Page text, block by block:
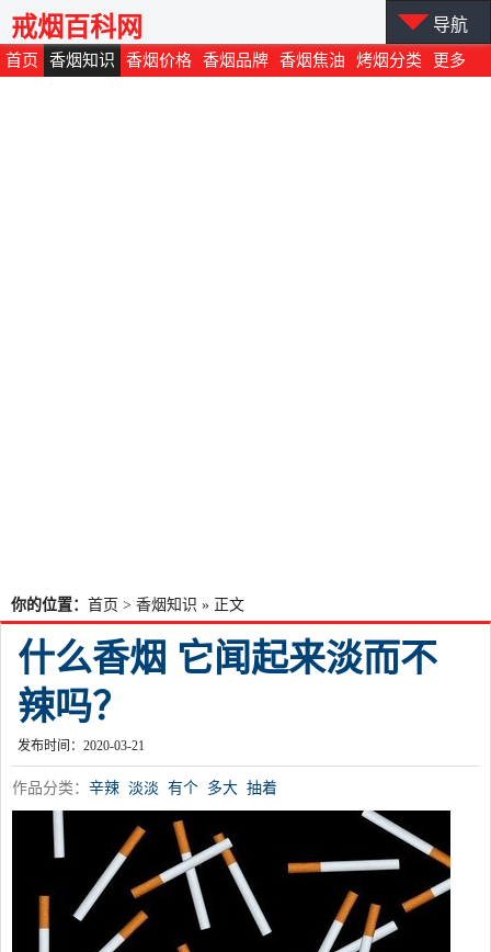
首页 香烟知识 香烟价格 香烟品牌 香烟焦油 烤烟分类 更多
戒烟百科网 导航
你的位置： 首页 > 香烟知识 » 正文
什么香烟 它闻起来淡而不
辣吗？
发布时间：2020-03-21
作品分类： 辛辣 淡淡 有个 多大 抽着